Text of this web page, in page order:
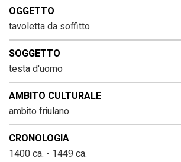
OGGETTO
tavoletta da soffitto
SOGGETTO
testa d'uomo
AMBITO CULTURALE
ambito friulano
CRONOLOGIA
1400 ca. - 1449 ca.